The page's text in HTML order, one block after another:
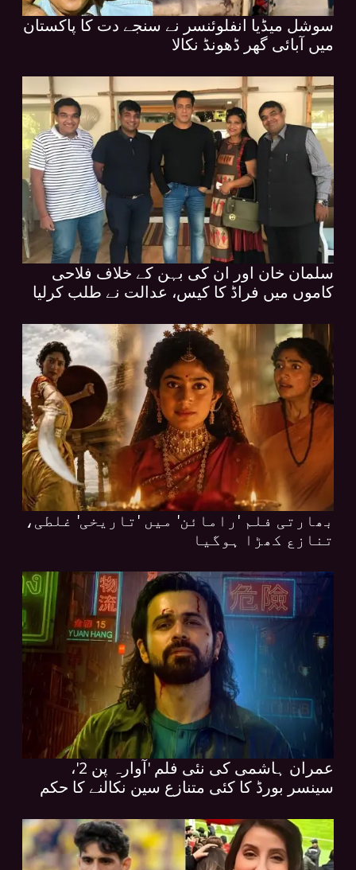
سوشل میڈیا انفلوئنسر نے سنجے دت کا پاکستان
میں آبائی گھر ڈھونڈ نکالا
سلمان خان اور ان کی بہن کے خلاف فلاحی
کاموں میں فراڈ کا کیس، عدالت نے طلب کرلیا
بھارتی فلم 'رامائن' میں 'تاریخی' غلطی،
تنازع کھڑا ہوگیا
عمران ہاشمی کی نئی فلم 'آوارہ پن 2'،
سینسر بورڈ کا کئی متنازع سین نکالنے کا حکم